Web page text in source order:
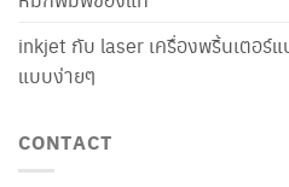
inkjet กับ laser เครื่องพริ้นเตอร์
แบบง่ายๆ
CONTACT